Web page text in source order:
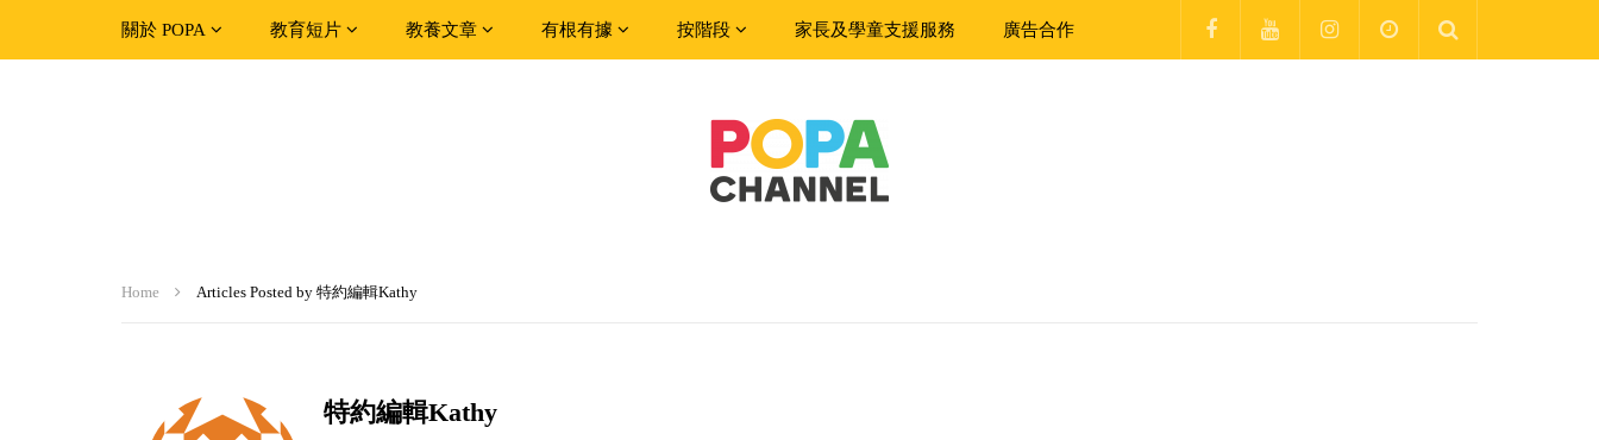
關於 POPA 教育短片 教養文章 有根有據 按階段 家長及學童支援服務 廣告合作
Home Articles Posted by 特約編輯Kathy
特約編輯Kathy